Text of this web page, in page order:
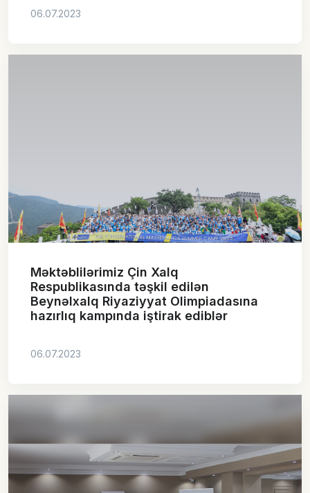
06.07.2023
Məktəblilərimiz Çin Xalq
Respublikasında təşkil edilən
Beynəlxalq Riyaziyyat Olimpiadasına
hazırlıq kampında iştirak ediblər
06.07.2023